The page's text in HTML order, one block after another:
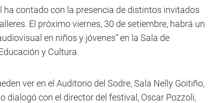
contado con la presencia de distintos invitados
El próximo viernes, 30 de setiembre, habrá un
en niños y jóvenes” en la Sala de
y Cultura.
ver en el Auditorio del Sodre, Sala Nelly Goitiño,
dialogó con el director del festival, Oscar Pozzoli,